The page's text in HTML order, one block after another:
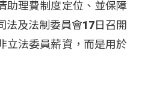
助理費制度定位、並保障
法及法制委員會17日召開
立法委員薪資，而是用於